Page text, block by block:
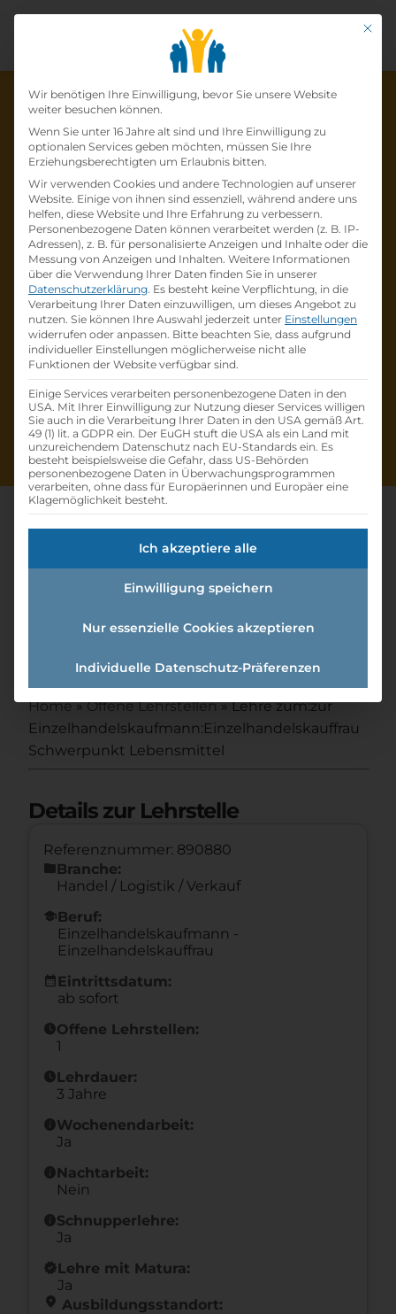
Die Lehrstelle wurde schon
besetzt!
Die LehrstelleLehre zum:zur
Einzelhandelskaufmann:Einzelhandelskauffr
au Schwerpunkt LebensmittelbeiBILLA AG
ist schonbesetzt.
Firmenprofil besuchen
Andere Lehrstelle suchen
Lehre Zum:zur
Einzelhandelskaufmann:einzel
handelskauffrau
Schwerpunkt Lebensmittel
Home»Offene Lehrstellen»Lehre zum:zur
Einzelhandelskaufmann:Einzelhandelskauffrau
Schwerpunkt Lebensmittel
Details zur Lehrstelle
Referenznummer: 890880
folderBranche:
Handel / Logistik / Verkauf
schoolBeruf:
Einzelhandelskaufmann -
Einzelhandelskauffrau
calendar_month Eintrittsdatum:
ab sofort
scheduleOffene Lehrstellen:
1
scheduleLehrdauer:
3 Jahre
infoWochenendarbeit:
Ja
infoNachtarbeit:
Nein
infoSchnupperlehre:
Ja
new_releasesLehre mit Matura:
Ja
location_on Ausbildungsstandort:
Mit
Datenschutz-
Wir benötigen Ihre Einwilligung, bevor Sie unsere Website
weiter besuchen können.
Wenn Sie unter 16 Jahre alt sind und Ihre Einwilligung zu
optionalen Services geben möchten, müssen Sie Ihre
Erziehungsberechtigten um Erlaubnis bitten.
Wir verwenden Cookies und andere Technologien auf unserer
Website. Einige von ihnen sind essenziell, während andere uns
helfen, diese Website und Ihre Erfahrung zu verbessern.
Personenbezogene Daten können verarbeitet werden (z. B. IP-
Adressen), z. B. für personalisierte Anzeigen und Inhalte oder die
Messung von Anzeigen und Inhalten. Weitere Informationen
über die Verwendung Ihrer Daten finden Sie in unserer
Datenschutzerklärung. Es besteht keine Verpflichtung, in die
Verarbeitung Ihrer Daten einzuwilligen, um dieses Angebot zu
nutzen. Sie können Ihre Auswahl jederzeit unter Einstellungen
widerrufen oder anpassen. Bitte beachten Sie, dass aufgrund
individueller Einstellungen möglicherweise nicht alle
Funktionen der Website verfügbar sind.
Einige Services verarbeiten personenbezogene Daten in den
USA. Mit Ihrer Einwilligung zur Nutzung dieser Services willigen
Sie auch in die Verarbeitung Ihrer Daten in den USA gemäß Art.
49 (1) lit. a GDPR ein. Der EuGH stuft die USA als ein Land mit
unzureichendem Datenschutz nach EU-Standards ein. Es
besteht beispielsweise die Gefahr, dass US-Behörden
personenbezogene Daten in Überwachungsprogrammen
verarbeiten, ohne dass für Europäerinnen und Europäer eine
Klagemöglichkeit besteht.
Ich akzeptiere alle
Einwilligung speichern
Nur essenzielle Cookies akzeptieren
Individuelle Datenschutz-Präferenzen